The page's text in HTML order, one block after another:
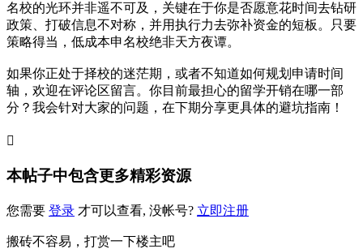
名校的光环并非遥不可及，关键在于你是否愿意花时间去钻研
政策、打破信息不对称，并用执行力去弥补资金的短板。只要
策略得当，低成本申名校绝非天方夜谭。
如果你正处于择校的迷茫期，或者不知道如何规划申请时间
轴，欢迎在评论区留言。你目前最担心的留学开销在哪一部
分？我会针对大家的问题，在下期分享更具体的避坑指南！

本帖子中包含更多精彩资源
您需要 登录 才可以查看, 没帐号? 立即注册
搬砖不容易，打赏一下楼主吧